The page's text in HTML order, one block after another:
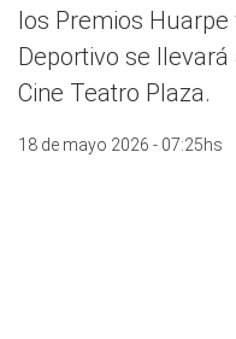
los Premios
Deportivo se
Cine Teatro Plaza.
18 de mayo 2026 - 07:25hs